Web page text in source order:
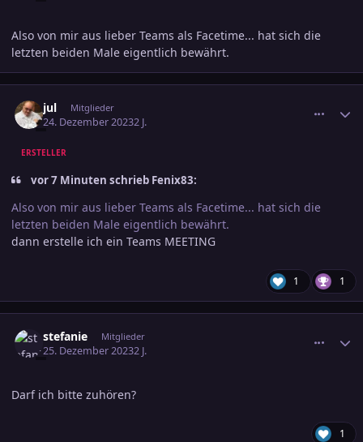
Also von mir aus lieber Teams als Facetime... hat sich die
letzten beiden Male eigentlich bewährt.
jul Mitglieder
24. Dezember 20232 J.
ERSTELLER
vor 7 Minuten schrieb Fenix83:
Also von mir aus lieber Teams als Facetime... hat sich die
letzten beiden Male eigentlich bewährt.
dann erstelle ich ein Teams MEETING
1 1
stefanie Mitglieder
25. Dezember 20232 J.
Darf ich bitte zuhören?
1